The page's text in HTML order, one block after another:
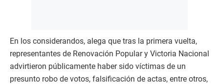
En los considerandos, alega que tras la primera vuelta,
representantes de Renovación Popular y Victoria Nacional
advirtieron públicamente haber sido víctimas de un
presunto robo de votos, falsificación de actas, entre otros,